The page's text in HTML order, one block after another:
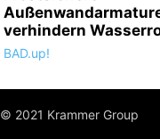
verhindern
BAD.up!
© 2021 Krammer Group